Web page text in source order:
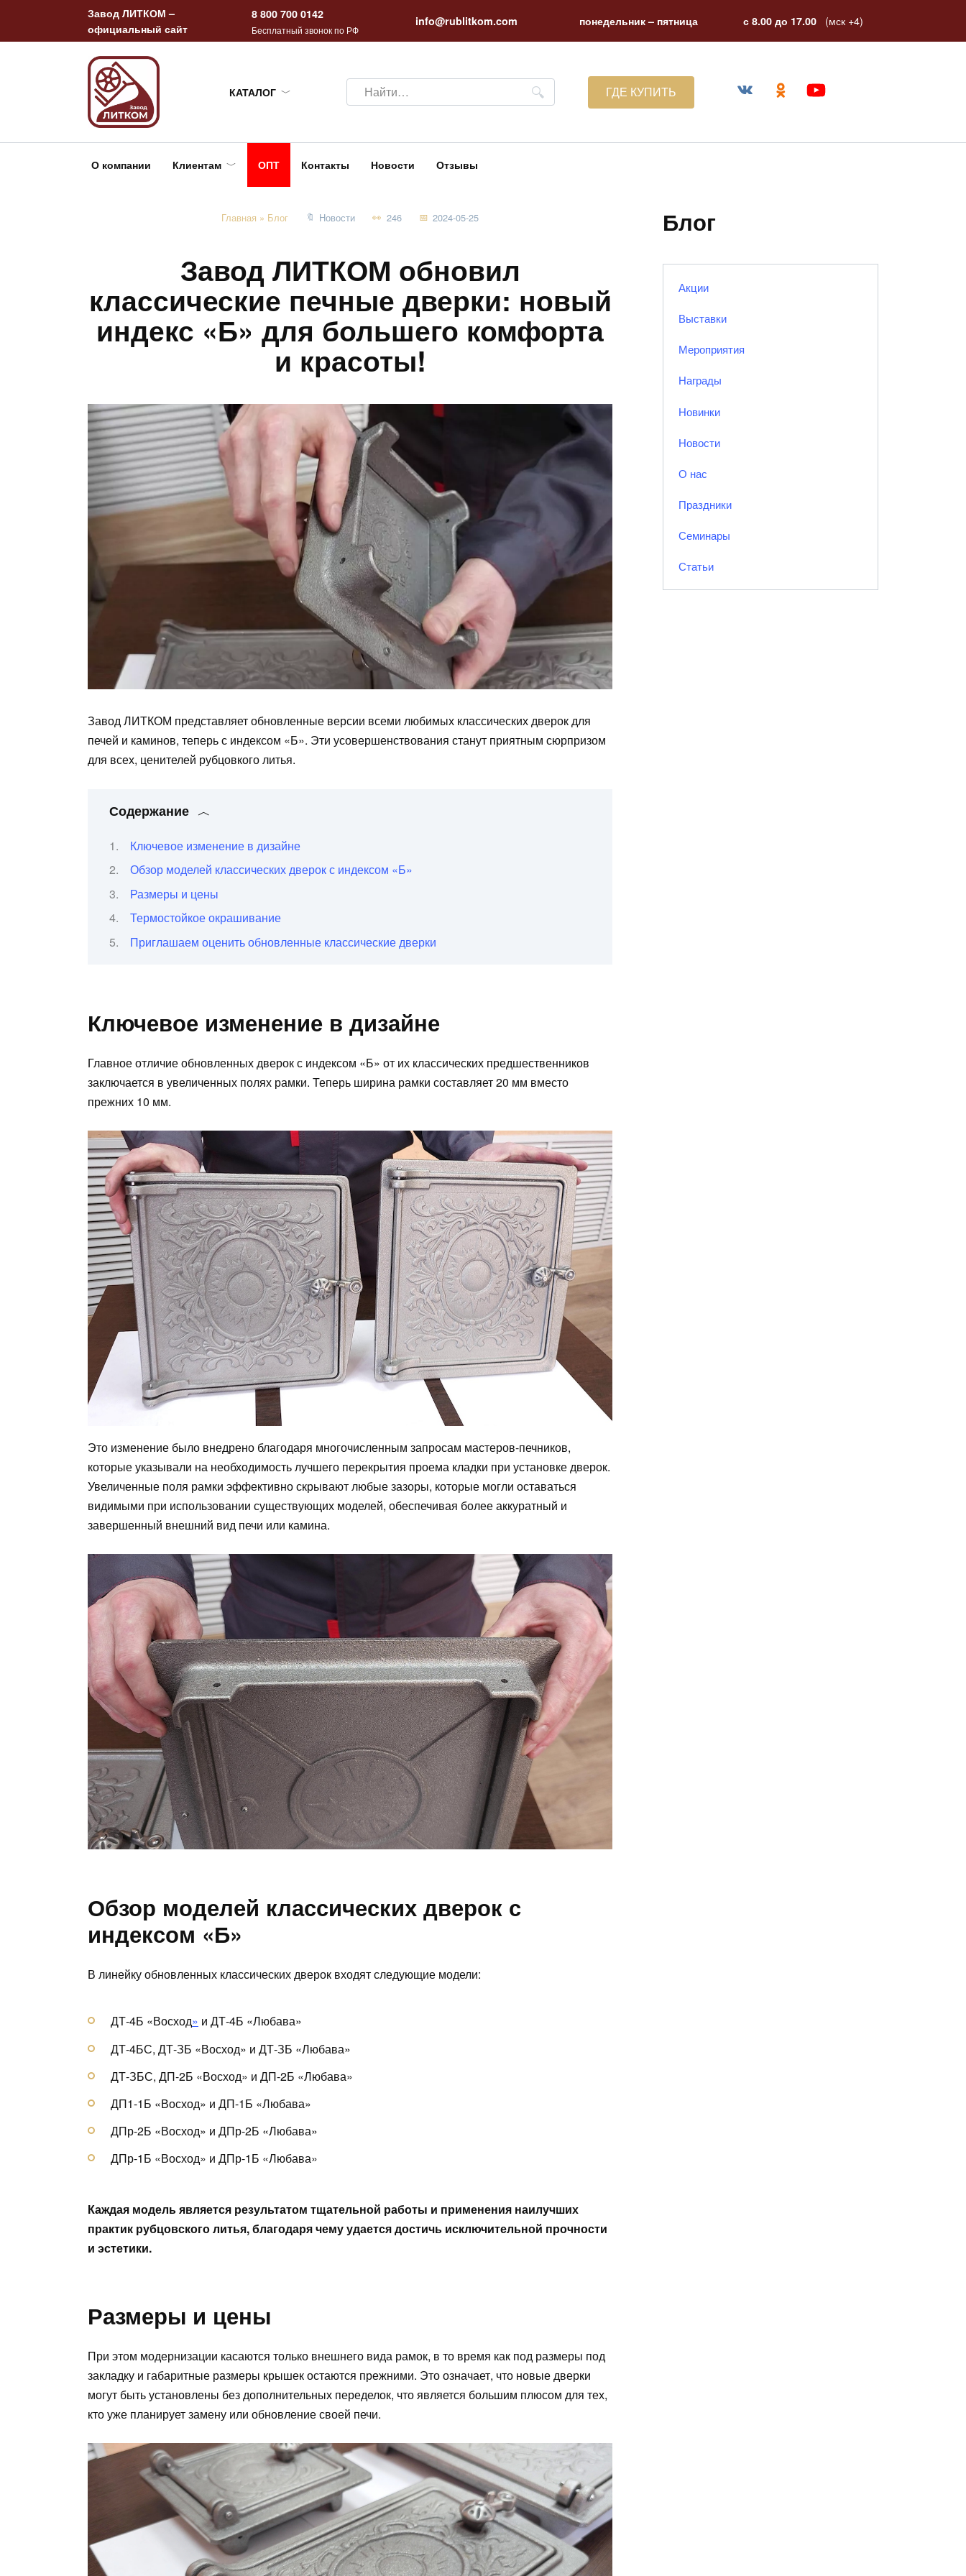
содержанию
Завод ЛИТКОМ –
официальный сайт
8 800 700 0142
Бесплатный звонок по РФ
info@rublitkom.com понедельник – пятница с 8.00 до 17.00 (мск +4)
КАТАЛОГ
Search
for:
ГДЕ КУПИТЬ
О компании Клиентам ОПТ Контакты Новости Отзывы
Главная » Блог Новости 246 2024-05-25
Завод ЛИТКОМ обновил
классические печные дверки: новый
индекс «Б» для большего комфорта
и красоты!
Завод ЛИТКОМ представляет обновленные версии всеми любимых классических дверок для
печей и каминов, теперь с индексом «Б». Эти усовершенствования станут приятным сюрпризом
для всех, ценителей рубцовкого литья.
Содержание
Ключевое изменение в дизайне
Обзор моделей классических дверок с индексом «Б»
Размеры и цены
Термостойкое окрашивание
Приглашаем оценить обновленные классические дверки
Ключевое изменение в дизайне
Главное отличие обновленных дверок с индексом «Б» от их классических предшественников
заключается в увеличенных полях рамки. Теперь ширина рамки составляет 20 мм вместо
прежних 10 мм.
Это изменение было внедрено благодаря многочисленным запросам мастеров-печников,
которые указывали на необходимость лучшего перекрытия проема кладки при установке дверок.
Увеличенные поля рамки эффективно скрывают любые зазоры, которые могли оставаться
видимыми при использовании существующих моделей, обеспечивая более аккуратный и
завершенный внешний вид печи или камина.
Обзор моделей классических дверок с
индексом «Б»
В линейку обновленных классических дверок входят следующие модели:
ДТ-4Б «Восход» и ДТ-4Б «Любава»
ДТ-4БС, ДТ-ЗБ «Восход» и ДТ-ЗБ «Любава»
ДТ-ЗБС, ДП-2Б «Восход» и ДП-2Б «Любава»
ДП1-1Б «Восход» и ДП-1Б «Любава»
ДПр-2Б «Восход» и ДПр-2Б «Любава»
ДПр-1Б «Восход» и ДПр-1Б «Любава»
Каждая модель является результатом тщательной работы и применения наилучших
практик рубцовского литья, благодаря чему удается достичь исключительной прочности
и эстетики.
Размеры и цены
При этом модернизации касаются только внешнего вида рамок, в то время как под размеры под
закладку и габаритные размеры крышек остаются прежними. Это означает, что новые дверки
могут быть установлены без дополнительных переделок, что является большим плюсом для тех,
кто уже планирует замену или обновление своей печи.
Блог
Акции
Выставки
Мероприятия
Награды
Новинки
Новости
О нас
Праздники
Семинары
Статьи